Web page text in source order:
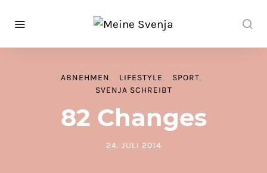
ABNEHMEN LIFESTYLE
SPORT
SVENJA SCHREIBT
82 Changes
POSTED ON
24. JULI 2014